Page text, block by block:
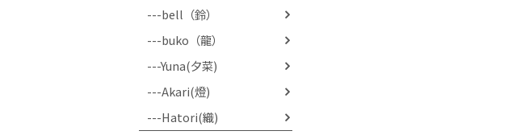
---bell（鈴）
---buko（龍）
---Yuna(夕菜)
---Akari(燈)
---Hatori(織)